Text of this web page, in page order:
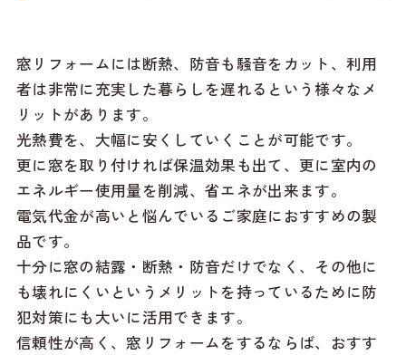
窓リフォームには断熱、防音も騒音をカット、利用
者は非常に充実した暮らしを遅れるという様々なメ
リットがあります。
光熱費を、大幅に安くしていくことが可能です。
更に窓を取り付ければ保温効果も出て、更に室内の
エネルギー使用量を削減、省エネが出来ます。
電気代金が高いと悩んでいるご家庭におすすめの製
品です。
十分に窓の結露・断熱・防音だけでなく、その他に
も壊れにくいというメリットを持っているために防
犯対策にも大いに活用できます。
信頼性が高く、窓リフォームをするならば、おすす